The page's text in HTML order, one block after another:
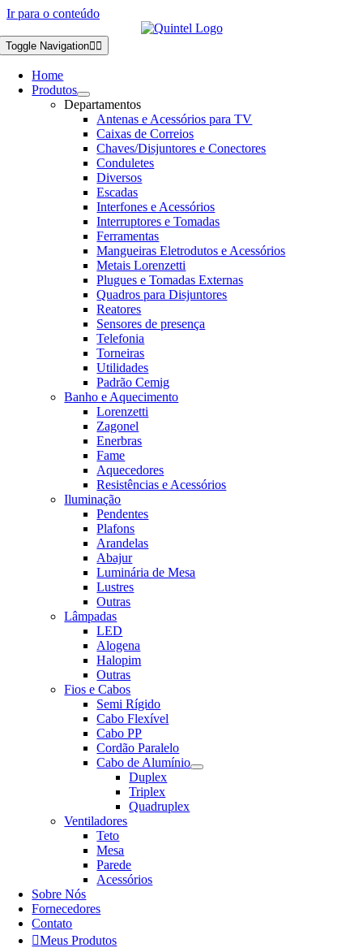
Ir para o conteúdo
Toggle Navigation
Home
Produtos
Departamentos
Antenas e Acessórios para TV
Caixas de Correios
Chaves/Disjuntores e Conectores
Conduletes
Diversos
Escadas
Interfones e Acessórios
Interruptores e Tomadas
Ferramentas
Mangueiras Eletrodutos e Acessórios
Metais Lorenzetti
Plugues e Tomadas Externas
Quadros para Disjuntores
Reatores
Sensores de presença
Telefonia
Torneiras
Utilidades
Padrão Cemig
Banho e Aquecimento
Lorenzetti
Zagonel
Enerbras
Fame
Aquecedores
Resistências e Acessórios
Iluminação
Pendentes
Plafons
Arandelas
Abajur
Luminária de Mesa
Lustres
Outras
Lâmpadas
LED
Alogena
Halopim
Outras
Fios e Cabos
Semi Rígido
Cabo Flexível
Cabo PP
Cordão Paralelo
Cabo de Alumínio
Duplex
Triplex
Quadruplex
Ventiladores
Teto
Mesa
Parede
Acessórios
Sobre Nós
Fornecedores
Contato
Meus Produtos